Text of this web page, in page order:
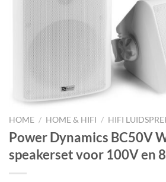
HOME / HOME & HIFI / HIFI
Power Dynamics BC50V
speakerset voor 100V en